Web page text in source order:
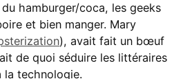
hamburger/coca, les geeks
et bien manger. Mary
), avait fait un bœuf
de quoi séduire les littéraires
la technologie.